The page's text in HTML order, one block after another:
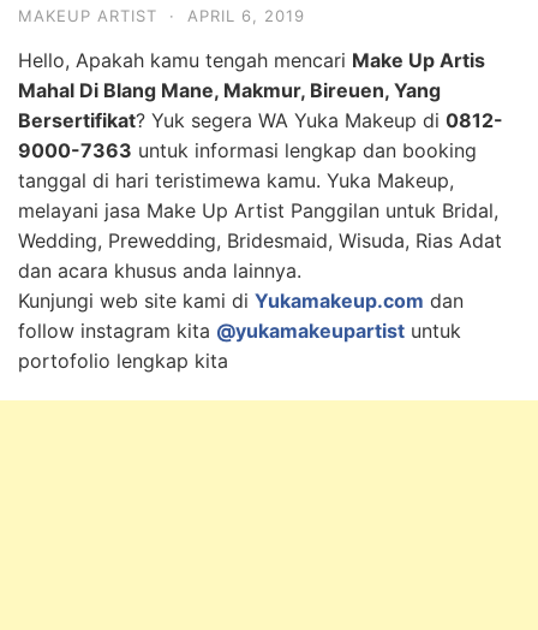
MAKEUP ARTIST · APRIL 6, 2019
Hello, Apakah kamu tengah mencari Make Up Artis
Mahal Di Blang Mane, Makmur, Bireuen, Yang
Bersertifikat? Yuk segera WA Yuka Makeup di 0812-
9000-7363 untuk informasi lengkap dan booking
tanggal di hari teristimewa kamu. Yuka Makeup,
melayani jasa Make Up Artist Panggilan untuk Bridal,
Wedding, Prewedding, Bridesmaid, Wisuda, Rias Adat
dan acara khusus anda lainnya.
Kunjungi web site kami di Yukamakeup.com dan
follow instagram kita @yukamakeupartist untuk
portofolio lengkap kita